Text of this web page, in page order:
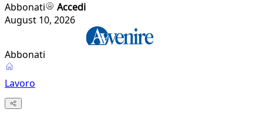
Abbonati
Accedi
August 10, 2026
Abbonati
Lavoro